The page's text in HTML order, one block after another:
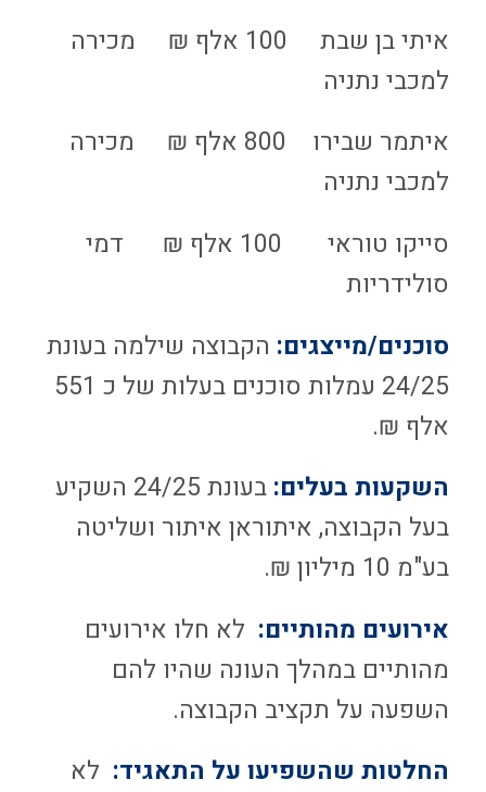
איתי בן שבת 100 אלף ₪ מכירה
למכבי נתניה
איתמר שבירו 800 אלף ₪ מכירה
למכבי נתניה
סייקו טוראי 100 אלף ₪ דמי
סולידריות
סוכנים/מייצגים: הקבוצה שילמה בעונת
24/25 עמלות סוכנים בעלות של כ 551
אלף ₪.
השקעות בעלים:
בעונת 24/25 השקיע
בעל הקבוצה, איתוראן איתור ושליטה
בע"מ 10 מיליון ₪.
אירועים מהותיים: לא חלו אירועים
מהותיים במהלך העונה שהיו להם
השפעה על תקציב הקבוצה.
החלטות שהשפיעו על התאגיד: לא